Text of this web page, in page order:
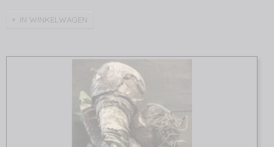
IN WINKELWAGEN